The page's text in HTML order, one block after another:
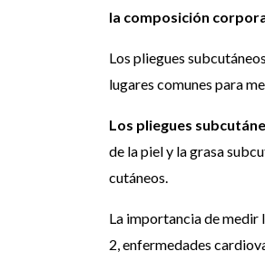
la composición
Los pliegues
lugares comunes para
Los pliegues
de la piel y la grasa
cutáneos.
La importancia de medir
2, enfermedades